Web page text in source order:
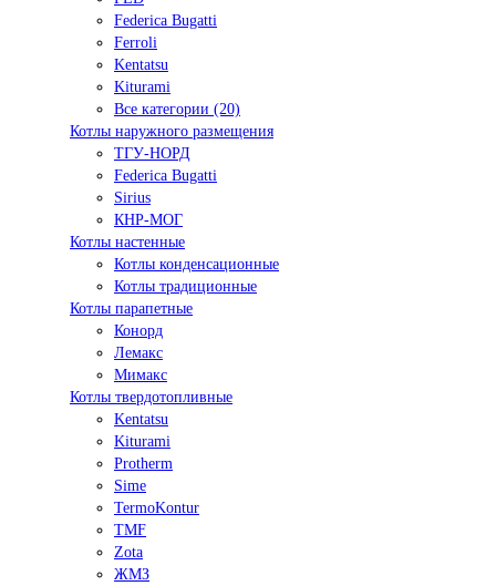
Federica Bugatti
Ferroli
Kentatsu
Kiturami
Все категории (20)
Котлы наружного размещения
ТГУ-НОРД
Federica Bugatti
Sirius
КНР-МОГ
Котлы настенные
Котлы конденсационные
Котлы традиционные
Котлы парапетные
Конорд
Лемакс
Мимакс
Котлы твердотопливные
Kentatsu
Kiturami
Protherm
Sime
TermoKontur
TMF
Zota
ЖМЗ